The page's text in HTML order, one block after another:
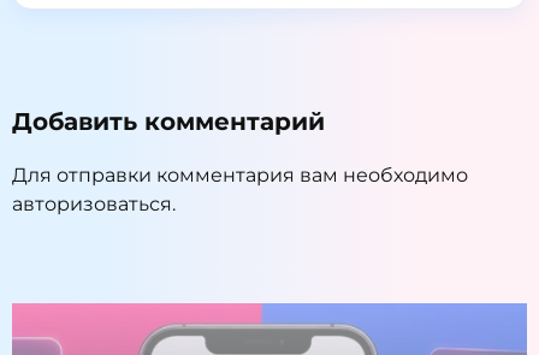
Добавить комментарий
Для отправки комментария вам необходимо
авторизоваться.